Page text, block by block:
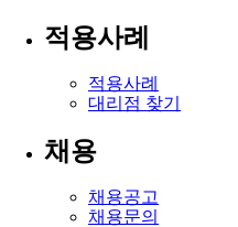
적용사례
적용사례
대리점 찾기
채용
채용공고
채용문의